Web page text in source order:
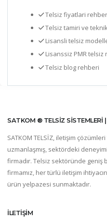
Telsiz fiyatlari
Telsiz tamiri ve
Lisansli telsiz
Lisanssiz PMR telsiz
Telsiz blog rehberi
SATKOM ® TELSİZ SİSTEMLERİ
SATKOM TELSİZ, iletişim
uzmanlaşmış, sektördeki
firmadır. Telsiz sektöründe
firmamız, her türlü iletişim
ürün yelpazesi sunmaktadır.
İLETİŞİM